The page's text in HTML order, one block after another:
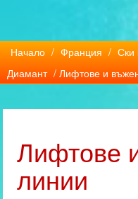
Начало / Франция / Ски
Диамант / Лифтове и
Лифтове
линии